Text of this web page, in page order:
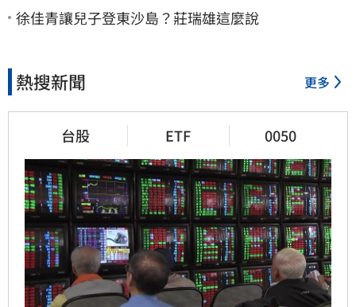
徐佳青讓兒子登東沙島？莊瑞雄這麼說
熱搜新聞 更多
台股 ETF 0050